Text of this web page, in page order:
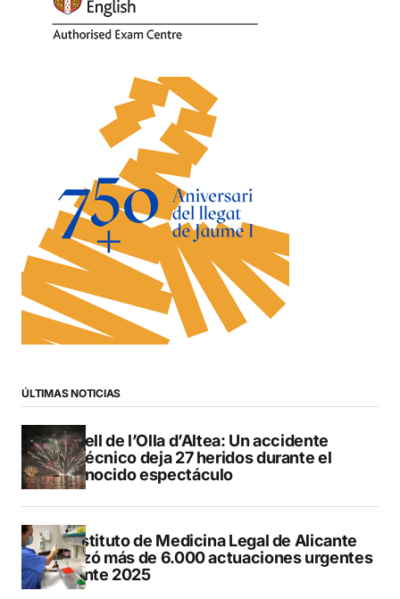
ÚLTIMAS NOTICIAS
Castell de l’Olla d’Altea: Un accidente
pirotécnico deja 27 heridos durante el
reconocido espectáculo
El Instituto de Medicina Legal de Alicante
realizó más de 6.000 actuaciones urgentes
durante 2025